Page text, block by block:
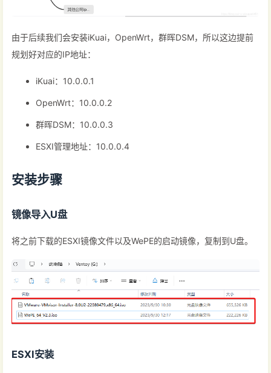
由于后续我们会安装iKuai，OpenWrt，群晖DSM，所以这边提前
规划好对应的IP地址：
iKuai：10.0.0.1
OpenWrt：10.0.0.2
群晖DSM：10.0.0.3
ESXI管理地址：10.0.0.4
安装步骤
镜像导入U盘
将之前下载的ESXI镜像文件以及WePE的启动镜像，复制到U盘。
ESXI安装